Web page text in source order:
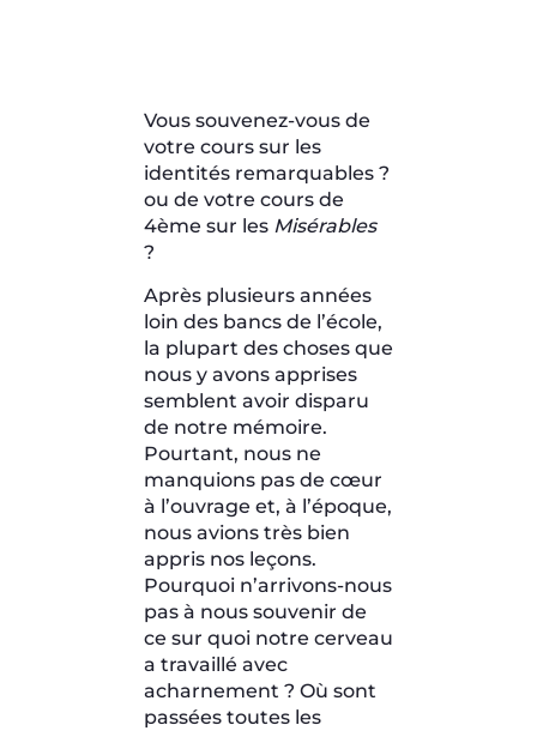
Vous souvenez-vous de
votre cours sur les
identités remarquables ?
ou de votre cours de
4ème sur les Misérables
?
Après plusieurs années
loin des bancs de l’école,
la plupart des choses que
nous y avons apprises
semblent avoir disparu
de notre mémoire.
Pourtant, nous ne
manquions pas de cœur
à l’ouvrage et, à l’époque,
nous avions très bien
appris nos leçons.
Pourquoi n’arrivons-nous
pas à nous souvenir de
ce sur quoi notre cerveau
a travaillé avec
acharnement ? Où sont
passées toutes les